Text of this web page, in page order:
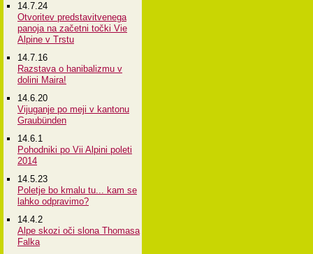
14.7.24
Otvoritev predstavitvenega
panoja na začetni točki Vie
Alpine v Trstu
14.7.16
Razstava o hanibalizmu v
dolini Maira!
14.6.20
Vijuganje po meji v kantonu
Graubünden
14.6.1
Pohodniki po Vii Alpini poleti
2014
14.5.23
Poletje bo kmalu tu... kam se
lahko odpravimo?
14.4.2
Alpe skozi oči slona Thomasa
Falka